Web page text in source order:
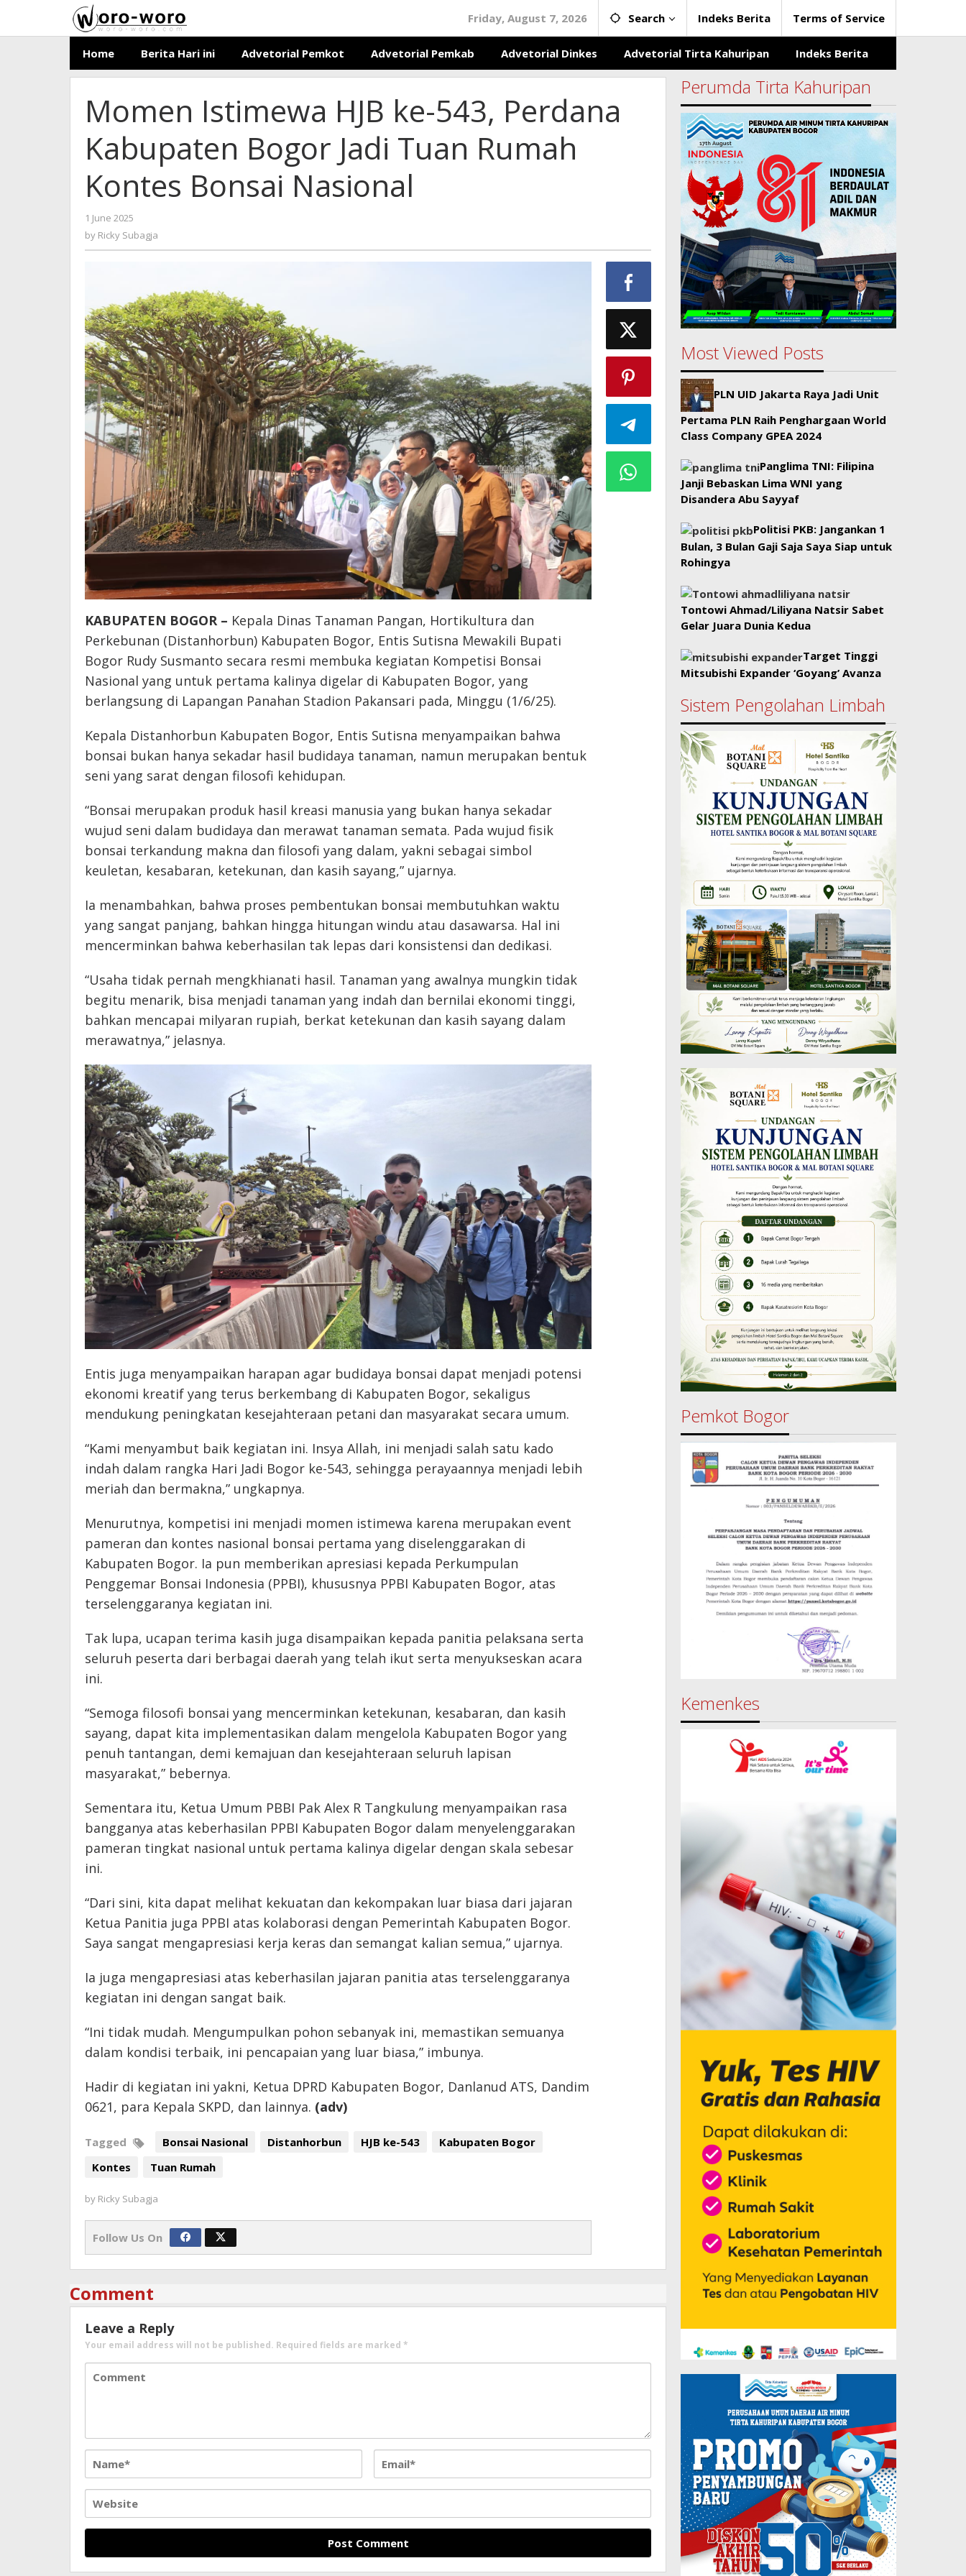
content
Friday, August 7, 2026 Search Indeks Berita Terms of Service
Home Berita Hari ini Advetorial Pemkot Advetorial Pemkab Advetorial Dinkes Advetorial Tirta Kahuripan Indeks Berita
Momen Istimewa HJB ke-543, Perdana
Kabupaten Bogor Jadi Tuan Rumah
Kontes Bonsai Nasional
1 June 2025
Ricky
Subagja
by Ricky Subagja
KABUPATEN BOGOR – Kepala Dinas Tanaman Pangan, Hortikultura dan
Perkebunan (Distanhorbun) Kabupaten Bogor, Entis Sutisna Mewakili Bupati
Bogor Rudy Susmanto secara resmi membuka kegiatan Kompetisi Bonsai
Nasional yang untuk pertama kalinya digelar di Kabupaten Bogor, yang
berlangsung di Lapangan Panahan Stadion Pakansari pada, Minggu (1/6/25).
Kepala Distanhorbun Kabupaten Bogor, Entis Sutisna menyampaikan bahwa
bonsai bukan hanya sekadar hasil budidaya tanaman, namun merupakan bentuk
seni yang sarat dengan filosofi kehidupan.
“Bonsai merupakan produk hasil kreasi manusia yang bukan hanya sekadar
wujud seni dalam budidaya dan merawat tanaman semata. Pada wujud fisik
bonsai terkandung makna dan filosofi yang dalam, yakni sebagai simbol
keuletan, kesabaran, ketekunan, dan kasih sayang,” ujarnya.
Ia menambahkan, bahwa proses pembentukan bonsai membutuhkan waktu
yang sangat panjang, bahkan hingga hitungan windu atau dasawarsa. Hal ini
mencerminkan bahwa keberhasilan tak lepas dari konsistensi dan dedikasi.
“Usaha tidak pernah mengkhianati hasil. Tanaman yang awalnya mungkin tidak
begitu menarik, bisa menjadi tanaman yang indah dan bernilai ekonomi tinggi,
bahkan mencapai milyaran rupiah, berkat ketekunan dan kasih sayang dalam
merawatnya,” jelasnya.
Entis juga menyampaikan harapan agar budidaya bonsai dapat menjadi potensi
ekonomi kreatif yang terus berkembang di Kabupaten Bogor, sekaligus
mendukung peningkatan kesejahteraan petani dan masyarakat secara umum.
“Kami menyambut baik kegiatan ini. Insya Allah, ini menjadi salah satu kado
indah dalam rangka Hari Jadi Bogor ke-543, sehingga perayaannya menjadi lebih
meriah dan bermakna,” ungkapnya.
Menurutnya, kompetisi ini menjadi momen istimewa karena merupakan event
pameran dan kontes nasional bonsai pertama yang diselenggarakan di
Kabupaten Bogor. Ia pun memberikan apresiasi kepada Perkumpulan
Penggemar Bonsai Indonesia (PPBI), khususnya PPBI Kabupaten Bogor, atas
terselenggaranya kegiatan ini.
Tak lupa, ucapan terima kasih juga disampaikan kepada panitia pelaksana serta
seluruh peserta dari berbagai daerah yang telah ikut serta menyukseskan acara
ini.
“Semoga filosofi bonsai yang mencerminkan ketekunan, kesabaran, dan kasih
sayang, dapat kita implementasikan dalam mengelola Kabupaten Bogor yang
penuh tantangan, demi kemajuan dan kesejahteraan seluruh lapisan
masyarakat,” bebernya.
Sementara itu, Ketua Umum PBBI Pak Alex R Tangkulung menyampaikan rasa
bangganya atas keberhasilan PPBI Kabupaten Bogor dalam menyelenggarakan
pameran tingkat nasional untuk pertama kalinya digelar dengan skala sebesar
ini.
“Dari sini, kita dapat melihat kekuatan dan kekompakan luar biasa dari jajaran
Ketua Panitia juga PPBI atas kolaborasi dengan Pemerintah Kabupaten Bogor.
Saya sangat mengapresiasi kerja keras dan semangat kalian semua,” ujarnya.
Ia juga mengapresiasi atas keberhasilan jajaran panitia atas terselenggaranya
kegiatan ini dengan sangat baik.
“Ini tidak mudah. Mengumpulkan pohon sebanyak ini, memastikan semuanya
dalam kondisi terbaik, ini pencapaian yang luar biasa,” imbunya.
Hadir di kegiatan ini yakni, Ketua DPRD Kabupaten Bogor, Danlanud ATS, Dandim
0621, para Kepala SKPD, dan lainnya. (adv)
Tagged Bonsai Nasional Distanhorbun HJB ke-543
Kabupaten Bogor
Kontes
Tuan Rumah
by Ricky Subagja
Follow Us On
Comment
Leave a Reply
Your email address will not be published. Required fields are marked *
Perumda Tirta Kahuripan
Most Viewed Posts
PLN UID Jakarta Raya Jadi Unit
Pertama PLN Raih Penghargaan World
Class Company GPEA 2024
Panglima TNI: Filipina
Janji Bebaskan Lima WNI yang
Disandera Abu Sayyaf
Politisi PKB: Jangankan 1
Bulan, 3 Bulan Gaji Saja Saya Siap untuk
Rohingya
Tontowi Ahmad/Liliyana Natsir Sabet
Gelar Juara Dunia Kedua
Target Tinggi
Mitsubishi Expander ‘Goyang’ Avanza
Sistem Pengolahan Limbah
Pemkot Bogor
Kemenkes